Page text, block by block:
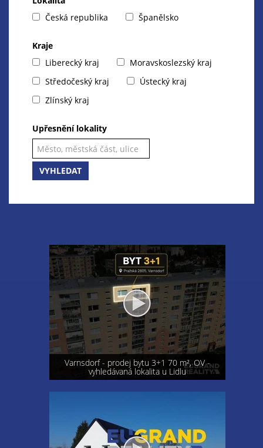
Česká republika
Španělsko
Kraje
Liberecký kraj
Moravskoslezský kraj
Středočeský kraj
Ústecký kraj
Zlínský kraj
Upřesnění lokality
VYHLEDAT
Varnsdorf - prodej bytu 3+1 70 m², OV -
vyhledávaná lokalita u Lidlu